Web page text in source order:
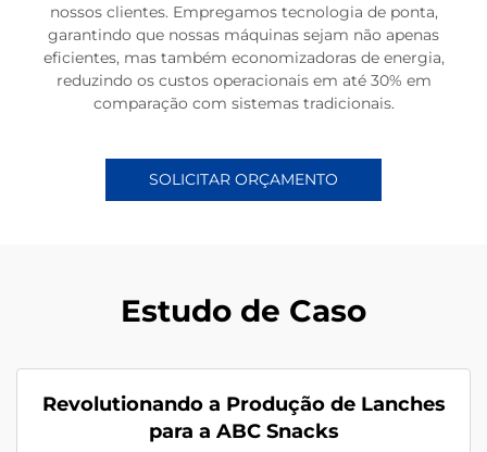
nossos clientes. Empregamos tecnologia de ponta,
garantindo que nossas máquinas sejam não apenas
eficientes, mas também economizadoras de energia,
reduzindo os custos operacionais em até 30% em
comparação com sistemas tradicionais.
SOLICITAR ORÇAMENTO
Estudo de Caso
Revolutionando a Produção de Lanches
para a ABC Snacks